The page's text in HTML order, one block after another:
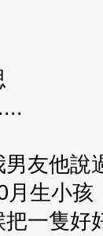
男友他說
月生小孩
把一隻好